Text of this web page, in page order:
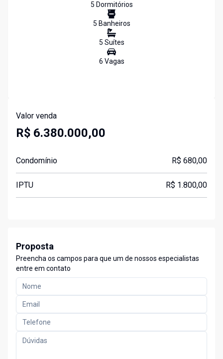
5 Dormitórios
5 Banheiros
5 Suítes
6 Vagas
Valor venda
R$ 6.380.000,00
Condomínio R$ 680,00
IPTU R$ 1.800,00
Proposta
Preencha os campos para que um de nossos especialistas
entre em contato